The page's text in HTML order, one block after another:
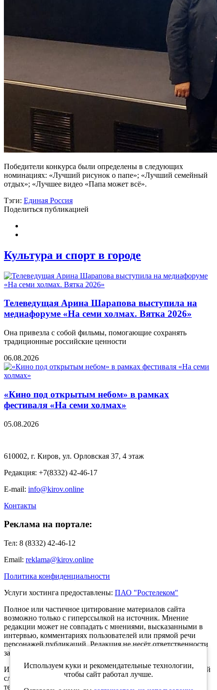
Победители конкурса были определены в следующих
номинациях: «Лучший рисунок о папе»; «Лучший семейный
отдых»; «Лучшее видео «Папа может всё».
Тэги: Единая Россия
Поделиться публикацией
Культура и спорт в городе
Телеведущая Арина Шарапова выступила на
медиафоруме «На семи холмах. Вятка 2026»
Она привезла с собой фильмы, помогающие сохранять
традиционные российские ценности
06.08.2026
«Кино под открытым небом» в рамках
фестиваля «На семи холмах»
05.08.2026
610002, г. Киров, ул. Орловская 37, 4 этаж
Редакция: +7(8332) 42-46-17
E-mail: info@kirov.online
Контакты
Реклама на портале:
Тел: 8 (8332) 42-46-12
Email: reklama@kirov.online
Политика конфиденциальности
Услуги хостинга предоставлены: ПАО "Ростелеком"
Полное или частичное цитирование материалов сайта
возможно только с гиперссылкой на источник. Мнение
редакции может не совпадать с мнениями, высказанными в
интервью, комментариях пользователей или прямой речи
персонажей публикаций. Редакция не несёт ответственности
за текст комментариев читателей.
Интернет-портал Kirov.online зарегистрирован в Федеральной
службе по надзору в сфере связи, информационных
технологий и массовых коммуникаций (Роскомнадзор) 5
Используем куки и рекомендательные технологии,
чтобы сайт работал лучше.